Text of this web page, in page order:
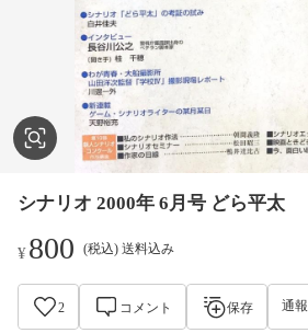
シナリオ 2000年 6月号 どら平太
¥800 (税込) 送料込み
2 コメント 保存 通報